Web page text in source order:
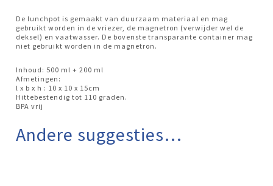
De lunchpot is gemaakt van duurzaam materiaal en mag
gebruikt worden in de vriezer, de magnetron (verwijder wel de
deksel) en vaatwasser. De bovenste transparante container mag
niet gebruikt worden in de magnetron.
Inhoud: 500 ml + 200 ml
Afmetingen:
l x b x h : 10 x 10 x 15cm
Hittebestendig tot 110 graden.
BPA vrij
Andere suggesties…